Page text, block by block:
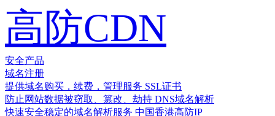
高防CDN
安全产品
域名注册
提供域名购买，续费，管理服务 SSL证书
防止网站数据被窃取、篡改、劫持 DNS域名解析
快速安全稳定的域名解析服务 中国香港高防IP